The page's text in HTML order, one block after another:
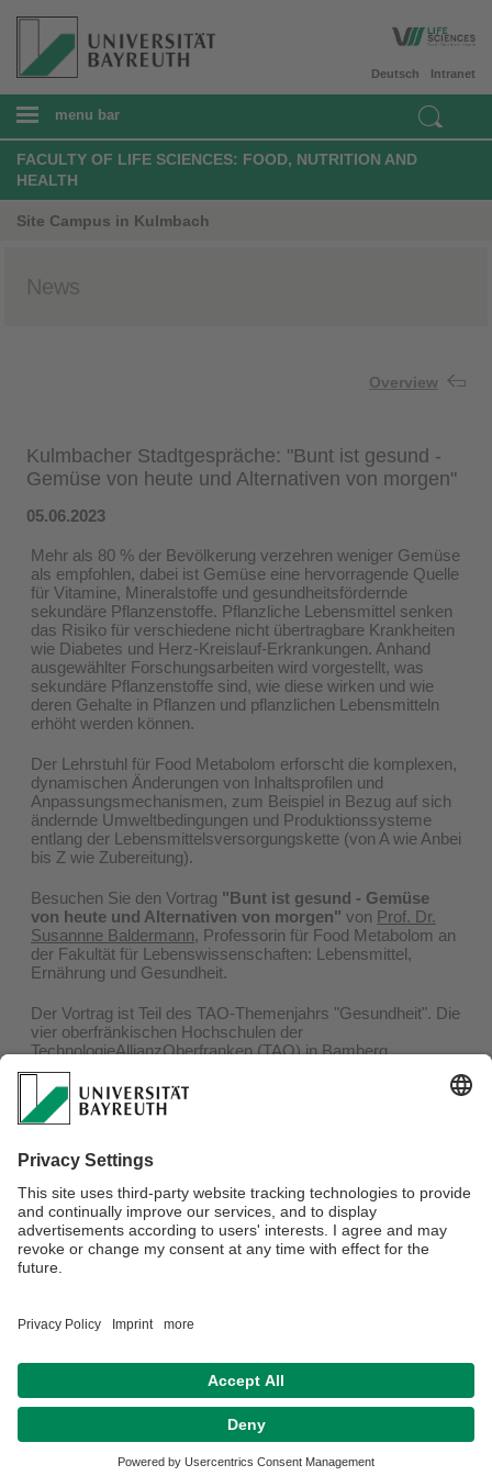
Intranet
Deutsch
menu bar
FACULTY OF LIFE SCIENCES: FOOD, NUTRITION AND
HEALTH
Site Campus in Kulmbach
News
Overview
Kulmbacher Stadtgespräche: "Bunt ist gesund -
Gemüse von heute und Alternativen von morgen"
05.06.2023
Mehr als 80 % der Bevölkerung verzehren weniger Gemüse
als empfohlen, dabei ist Gemüse eine hervorragende Quelle
für Vitamine, Mineralstoffe und gesundheitsfördernde
sekundäre Pflanzenstoffe. Pflanzliche Lebensmittel senken
das Risiko für verschiedene nicht übertragbare Krankheiten
wie Diabetes und Herz-Kreislauf-Erkrankungen. Anhand
ausgewählter Forschungsarbeiten wird vorgestellt, was
sekundäre Pflanzenstoffe sind, wie diese wirken und wie
deren Gehalte in Pflanzen und pflanzlichen Lebensmitteln
erhöht werden können.
Der Lehrstuhl für Food Metabolom erforscht die komplexen,
dynamischen Änderungen von Inhaltsprofilen und
Anpassungsmechanismen, zum Beispiel in Bezug auf sich
ändernde Umweltbedingungen und Produktionssysteme
entlang der Lebensmittelsversorgungskette (von A wie Anbei
bis Z wie Zubereitung).
Besuchen Sie den Vortrag "Bunt ist gesund - Gemüse
von heute und Alternativen von morgen" von Prof. Dr.
Susannne Baldermann, Professorin für Food Metabolom an
der Fakultät für Lebenswissenschaften: Lebensmittel,
Ernährung und Gesundheit.
Der Vortrag ist Teil des TAO-Themenjahrs "Gesundheit". Die
vier oberfränkischen Hochschulen der
TechnologieAllianzOberfranken (TAO) in Bamberg,
Bayreuth, Coburg und Hof wollen damit relevante
Gesundheitsexperten, -wisseenschaftler und -
wirtschaftsvertreter zusammmenbringen, um die
wichtigsten Themen der modernen Gesundheitsversorgung
Der Vortrag findet am 13. Juni 2023 um 19:00 Uhr in der
Fritz-Hornschuch-Straße 10 (Hauptstelle der Sparkasse
Kulmbach), 95326 Kulmbach statt.
Eine Anmeldung ist nicht erforderlich, der Eintritt ist frei. Wir
Imprint
Contact
Declaration on accessibility